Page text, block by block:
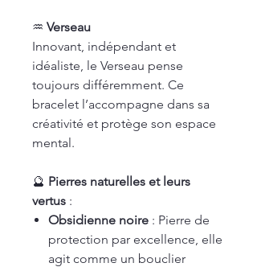
♒ Verseau
Innovant, indépendant et
idéaliste, le Verseau pense
toujours différemment. Ce
bracelet l’accompagne dans sa
créativité et protège son espace
mental.
🔮 Pierres naturelles et leurs
vertus :
Obsidienne noire : Pierre de
protection par excellence, elle
agit comme un bouclier